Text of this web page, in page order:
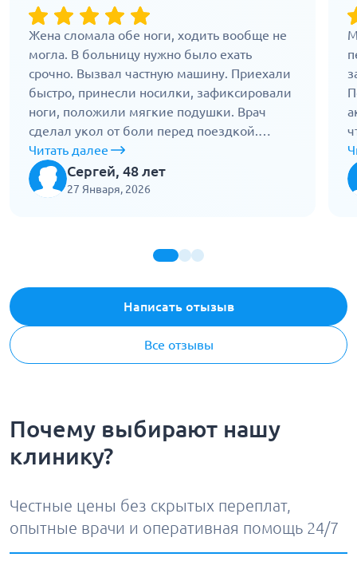
Жена сломала обе ноги, ходить вообще не
могла. В больницу нужно было ехать
срочно. Вызвал частную машину. Приехали
быстро, принесли носилки, зафиксировали
ноги, положили мягкие подушки. Врач
сделал укол от боли перед поездкой.
Доехали без рывков, в машине спокойно,
врач следил за состоянием. Помогли дойти
до кабинета, донесли все документы.
Читать далее
Сергей, 48 лет
27 Января, 2026
Написать отызыв
Все отзывы
Почему выбирают нашу
клинику?
Честные цены без скрытых переплат,
опытные врачи и оперативная помощь 24/7